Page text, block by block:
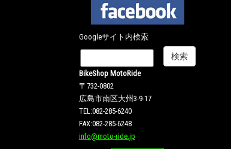
Googleサイト内検索
BikeShop MotoRide
〒732-0802
広島市南区大州3-9-17
TEL:082-285-6240
FAX:082-285-6248
info@moto-ride.jp